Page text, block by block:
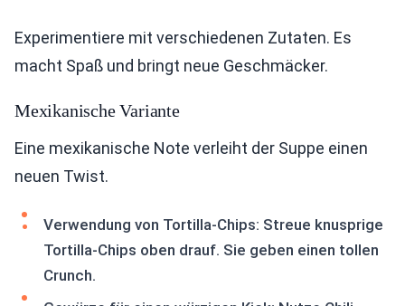
Experimentiere mit verschiedenen Zutaten. Es
macht Spaß und bringt neue Geschmäcker.
Mexikanische Variante
Eine mexikanische Note verleiht der Suppe einen
neuen Twist.
Verwendung von Tortilla-Chips: Streue knusprige
Tortilla-Chips oben drauf. Sie geben einen tollen
Crunch.